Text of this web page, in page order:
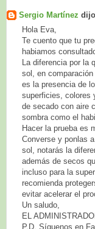
Sergio Martínez
Hola Eva,
Te cuento que tu
habiamos
La diferencia por la
sol, en
es la presencia de
superficies, colores
de secado con aire
sombra como el
Hacer la prueba es
Converse y ponlas
sol, notarás la
además de secos
incluso para la
recomienda
evitar acelerar el
Un saludo,
EL
P.D. Síguenos en